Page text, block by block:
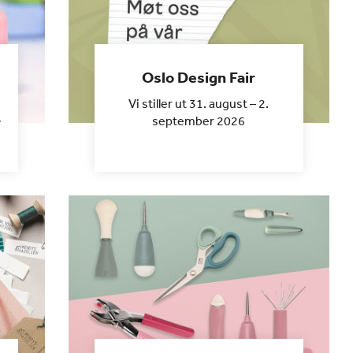
Oslo Design Fair
Vi stiller ut 31. august – 2.
september 2026